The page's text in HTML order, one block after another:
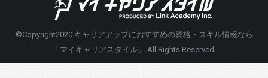
©Copyright2020 キャリアアップにおすすめの資格・スキル情報なら
「マイキャリアスタイル」 .All Rights Reserved.